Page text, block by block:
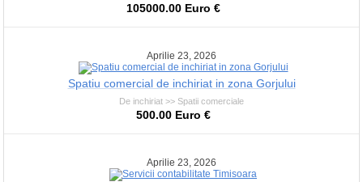
105000.00 Euro €
Aprilie 23, 2026
Spatiu comercial de inchiriat in zona Gorjului
De inchiriat >> Spatii comerciale
500.00 Euro €
Aprilie 23, 2026